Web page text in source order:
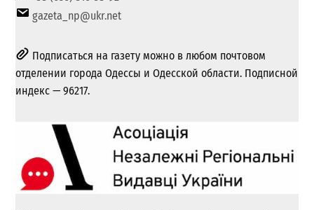
gazeta_np@ukr.net
Подписаться на газету можно в любом почтовом
отделении города Одессы и Одесской области. Подписной
индекс — 96217.